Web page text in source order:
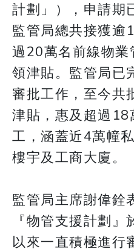
計劃」），申請期
監管局總共接獲逾
過20萬名前線物業
領津貼。監管局已
審批工作，至今共
津貼，惠及超過
工，涵蓋近4萬幢
樓宇及工商大廈。
監管局主席謝偉銓
『物管支援計劃
以來一直積極進行